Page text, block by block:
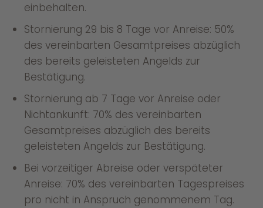
einbehalten.
Stornierung 29 bis 8 Tage vor Anreise: 50%
des vereinbarten Gesamtpreises abzüglich
des bereits geleisteten Angelds zur
Bestätigung.
Stornierung ab 7 Tage vor Anreise oder
Nichtankunft: 70% des vereinbarten
Gesamtpreises abzüglich des bereits
geleisteten Angelds zur Bestätigung.
Bei vorzeitiger Abreise oder verspäteter
Anreise: 70% des vereinbarten Tagespreises
pro nicht in Anspruch genommenem Tag.